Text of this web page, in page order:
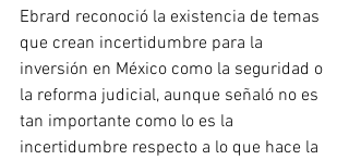
Ebrard reconoció la existencia de temas
que crean incertidumbre para la
inversión en México como la seguridad o
la reforma judicial, aunque señaló no es
tan importante como lo es la
incertidumbre respecto a lo que hace la